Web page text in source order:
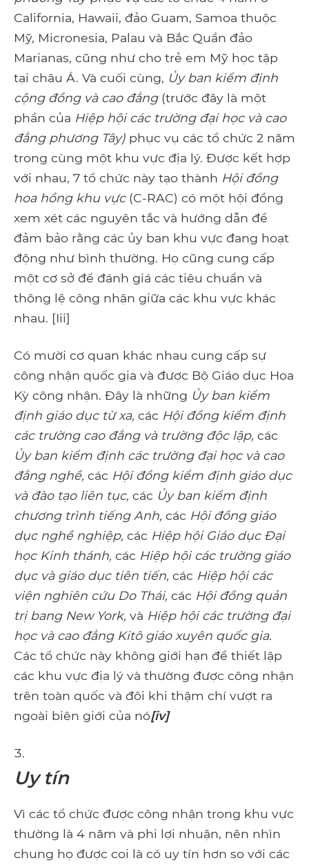
California, Hawaii, đảo Guam, Samoa thuộc
Mỹ, Micronesia, Palau và Bắc Quần đảo
Marianas, cũng như cho trẻ em Mỹ học tập
tại châu Á. Và cuối cùng, Ủy ban kiểm định
cộng đồng và cao đẳng(trước đây là một
phần của Hiệp hội các trường đại học và cao
đẳng phương Tây) phục vụ các tổ chức 2 năm
trong cùng một khu vực địa lý. Được kết hợp
với nhau, 7 tổ chức này tạo thành Hội đồng
hoa hồng khu vực(C-RAC) có một hội đồng
xem xét các nguyên tắc và hướng dẫn để
đảm bảo rằng các ủy ban khu vực đang hoạt
động như bình thường. Họ cũng cung cấp
một cơ sở để đánh giá các tiêu chuẩn và
thông lệ công nhận giữa các khu vực khác
nhau. [Iii]
Có mười cơ quan khác nhau cung cấp sự
công nhận quốc gia và được Bộ Giáo dục Hoa
Kỳ công nhận. Đây là những Ủy ban kiểm
định giáo dục từ xa, các Hội đồng kiểm định
các trường cao đẳng và trường độc lập, các
Ủy ban kiểm định các trường đại học và cao
đẳng nghề, các Hội đồng kiểm định giáo dục
và đào tạo liên tục, các Ủy ban kiểm định
chương trình tiếng Anh, các Hội đồng giáo
dục nghề nghiệp, các Hiệp hội Giáo dục Đại
học Kinh thánh, các Hiệp hội các trường giáo
dục và giáo dục tiên tiến, các Hiệp hội các
viện nghiên cứu Do Thái, các Hội đồng quản
trị bang New York, và Hiệp hội các trường đại
học và cao đẳng Kitô giáo xuyên quốc gia.
Các tổ chức này không giới hạn để thiết lập
các khu vực địa lý và thường được công nhận
trên toàn quốc và đôi khi thậm chí vượt ra
ngoài biên giới của nó[iv]
Uy tín
Vì các tổ chức được công nhận trong khu vực
thường là 4 năm và phi lợi nhuận, nên nhìn
chung họ được coi là có uy tín hơn so với các